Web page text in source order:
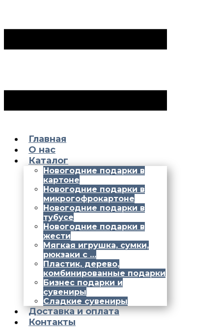
Главная
О нас
Каталог
Новогодние подарки в
картоне
Новогодние подарки в
микрогофрокартоне
Новогодние подарки в
тубусе
Новогодние подарки в
жести
Мягкая игрушка, сумки,
рюкзаки с …
Пластик, дерево,
комбинированные подарки
Бизнес подарки и
сувениры
Сладкие сувениры
Доставка и оплата
Контакты